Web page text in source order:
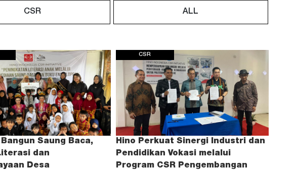
CSR ALL
Bangun Saung Baca,
dan
Desa
CSR
Hino Perkuat Sinergi Industri dan
Pendidikan Vokasi melalui
Program CSR Pengembangan